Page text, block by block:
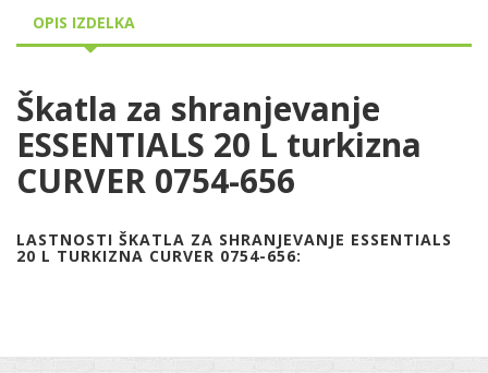
OPIS IZDELKA
Škatla za shranjevanje
ESSENTIALS 20 L turkizna
CURVER 0754-656
LASTNOSTI ŠKATLA ZA SHRANJEVANJE ESSENTIALS
20 L TURKIZNA CURVER 0754-656: